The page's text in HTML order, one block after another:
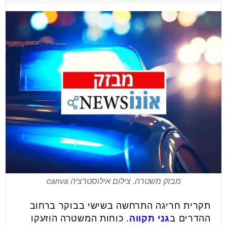
מבזק משטרה. צילום אילוסטרציה canva
תקרית חריגה התרחשה בשישי בבוקר ברחוב
ההדרים בגני תקווה. כוחות המשטרה הוזעקו